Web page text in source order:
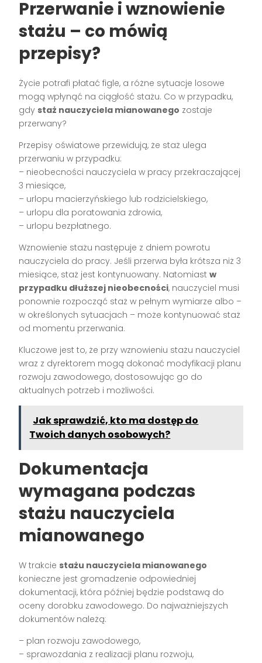
Przerwanie i wznowienie
stażu – co mówią
przepisy?
Życie potrafi płatać figle, a różne sytuacje losowe
mogą wpłynąć na ciągłość stażu. Co w przypadku,
gdy staż nauczyciela mianowanego zostaje
przerwany?
Przepisy oświatowe przewidują, że staż ulega
przerwaniu w przypadku:
– nieobecności nauczyciela w pracy przekraczającej
3 miesiące,
– urlopu macierzyńskiego lub rodzicielskiego,
– urlopu dla poratowania zdrowia,
– urlopu bezpłatnego.
Wznowienie stażu następuje z dniem powrotu
nauczyciela do pracy. Jeśli przerwa była krótsza niż 3
miesiące, staż jest kontynuowany. Natomiastw
przypadku dłuższej nieobecności, nauczyciel musi
ponownie rozpocząć staż w pełnym wymiarze albo –
w określonych sytuacjach – może kontynuować staż
od momentu przerwania.
Kluczowe jest to, że przy wznowieniu stażu nauczyciel
wraz z dyrektorem mogą dokonać modyfikacji planu
rozwoju zawodowego, dostosowując go do
aktualnych potrzeb i możliwości.
Jak sprawdzić, kto ma dostęp do
Twoich danych osobowych?
Dokumentacja
wymagana podczas
stażu nauczyciela
mianowanego
W trakcie stażu nauczyciela mianowanego
konieczne jest gromadzenie odpowiedniej
dokumentacji, która później będzie podstawą do
oceny dorobku zawodowego. Do najważniejszych
dokumentów należą:
– plan rozwoju zawodowego,
– sprawozdania z realizacji planu rozwoju,